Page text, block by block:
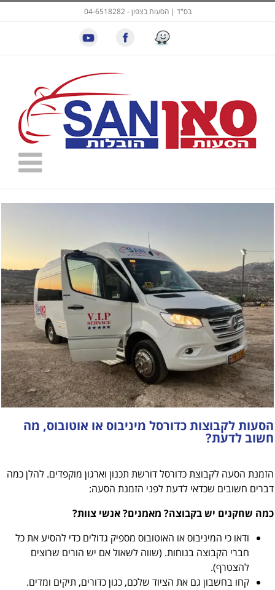
בס"ד | הסעות בצפון - 04-6518282
הסעות לקבוצות כדורסל מיניבוס או אוטובוס, מה
חשוב לדעת?
הזמנת הסעה לקבוצת כדורסל דורשת תכנון וארגון מוקפדים. להלן כמה
דברים חשובים שכדאי לדעת לפני הזמנת הסעה:
כמה שחקנים יש בקבוצה? מאמנים? אנשי צוות?
ודאו כי המיניבוס או האוטובוס מספיק גדולים כדי להסיע את כל
חברי הקבוצה בנוחות. (שווה לשאול אם יש הורים שרוצים
להצטרף).
קחו בחשבון גם את הציוד שלכם, כגון כדורים, תיקים ומדים.